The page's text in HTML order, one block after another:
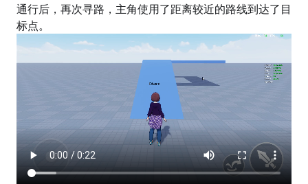
通行后，再次寻路，主角使用了距离较近的路线到达了目
标点。